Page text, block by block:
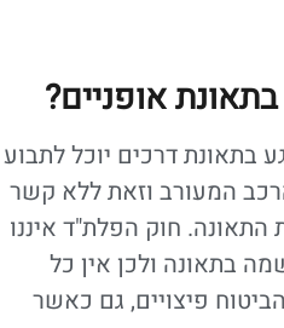
אופניים?
בתאונת דרכים יוכל לתבוע
המעורב וזאת ללא קשר
חוק הפלת"ד איננו
בתאונה ולכן אין כל
פיצויים, גם כאשר